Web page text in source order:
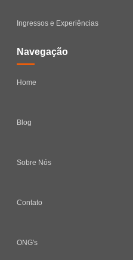
Ingressos e Experiências
Navegação
Home
Blog
Sobre Nós
Contato
ONG's